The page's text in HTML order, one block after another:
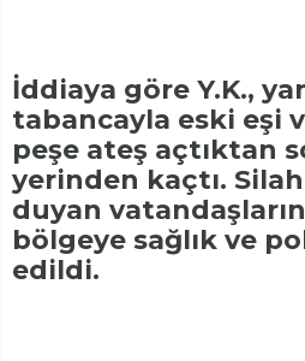
İddiaya göre Y.K.,
tabancayla eski eşi
peşe ateş açtıktan
yerinden kaçtı.
duyan
bölgeye sağlık ve
edildi.